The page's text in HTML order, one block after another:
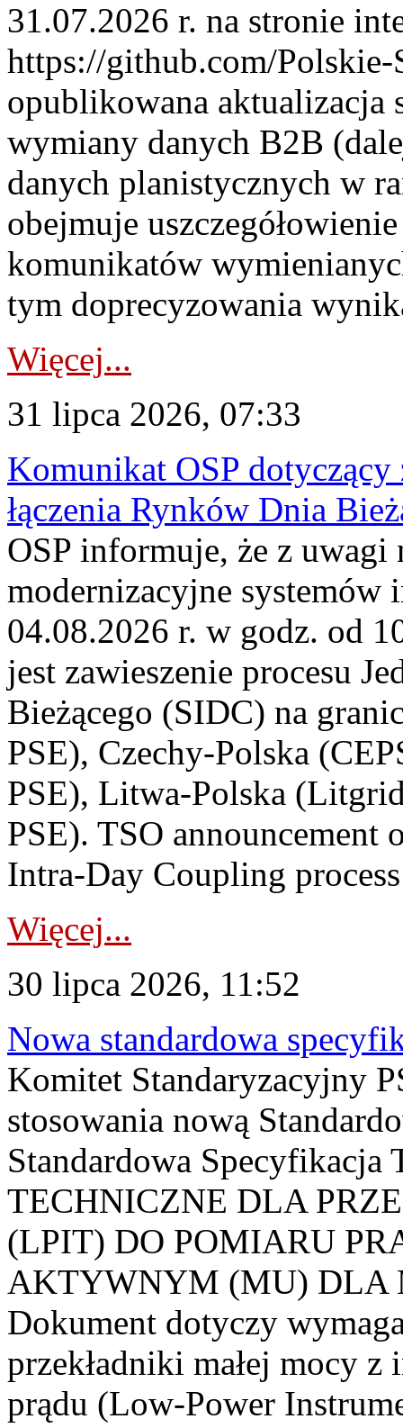
31.07.2026 r. na stronie
https://github.com/Polskie-
opublikowana aktualizacja
wymiany danych B2B
danych planistycznych w
obejmuje
komunikatów
tym doprecyzowania
Więcej...
31 lipca 2026, 07:33
Komunikat OSP dotyczący
łączenia Rynków Dnia
OSP informuje, że z uwagi
modernizacyjne
04.08.2026 r. w godz. od
jest zawieszenie procesu
Bieżącego (SIDC) na
PSE), Czechy-Polska
PSE), Litwa-Polska
PSE). TSO announcement
Intra-Day Coupling
Więcej...
30 lipca 2026, 11:52
Nowa standardowa
Komitet Standaryzacyjny
stosowania nową
Standardowa
TECHNICZNE DLA
(LPIT) DO POMIARU
AKTYWNYM (MU) DLA
Dokument dotyczy
przekładniki małej mocy
prądu (Low-Power